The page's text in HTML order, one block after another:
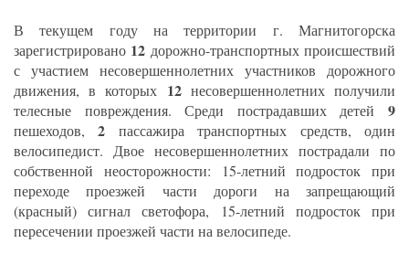
В текущем году на территории г. Магнитогорска
зарегистрировано 12 дорожно-транспортных происшествий
с участием несовершеннолетних участников дорожного
движения, в которых 12несовершеннолетних получили
телесные повреждения. Среди пострадавших детей 9
пешеходов,2 пассажира транспортных средств, один
велосипедист. Двое несовершеннолетних пострадали по
собственной неосторожности: 15-летний подросток при
переходе проезжей части дороги на запрещающий
(красный) сигнал светофора, 15-летний подросток при
пересечении проезжей части на велосипеде.